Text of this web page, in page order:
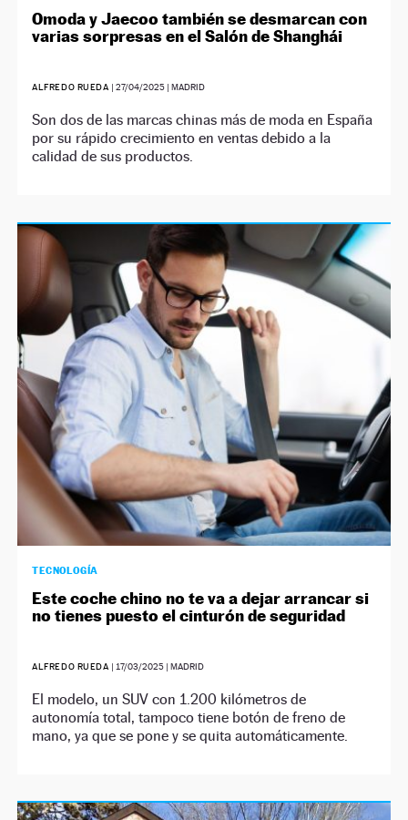
Omoda y Jaecoo también se desmarcan con
varias sorpresas en el Salón de Shanghái
ALFREDO RUEDA |27/04/2025 | MADRID
Son dos de las marcas chinas más de moda en España
por su rápido crecimiento en ventas debido a la
calidad de sus productos.
TECNOLOGÍA
Este coche chino no te va a dejar arrancar si
no tienes puesto el cinturón de seguridad
ALFREDO RUEDA | 17/03/2025 | MADRID
El modelo, un SUV con 1.200 kilómetros de
autonomía total, tampoco tiene botón de freno de
mano, ya que se pone y se quita automáticamente.